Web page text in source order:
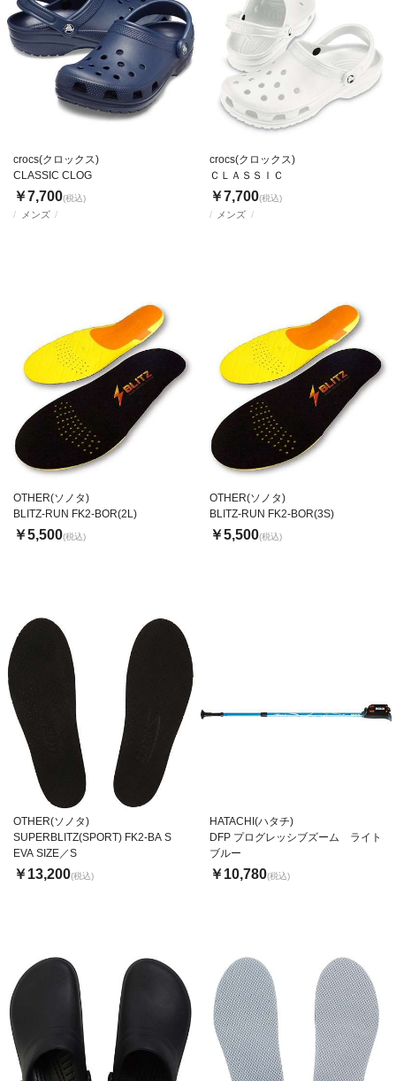
メンズ
crocs(クロックス)
CLASSIC CLOG
￥7,700(税込)
メンズ
crocs(クロックス)
ＣＬＡＳＳＩＣ
￥7,700(税込)
OTHER(ソノタ)
BLITZ-RUN FK2-BOR(2L)
￥5,500(税込)
OTHER(ソノタ)
BLITZ-RUN FK2-BOR(3S)
￥5,500(税込)
OTHER(ソノタ)
SUPERBLITZ(SPORT) FK2-BA S
EVA SIZE／S
￥13,200(税込)
HATACHI(ハタチ)
DFP プログレッシブズーム ライト
ブルー
￥10,780(税込)